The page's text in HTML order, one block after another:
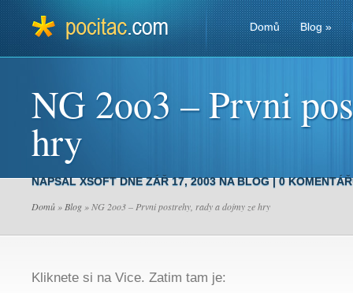
Domů Blog»
NG 2oo3 – Prvni
hry
NAPSALXSOFTDNE ZÁŘ 17, 2003 NABLOG|0
Domů » Blog » NG 2oo3 – Prvni postrehy, rady a dojmy ze hry
Kliknete si na Vice. Zatim tam je: